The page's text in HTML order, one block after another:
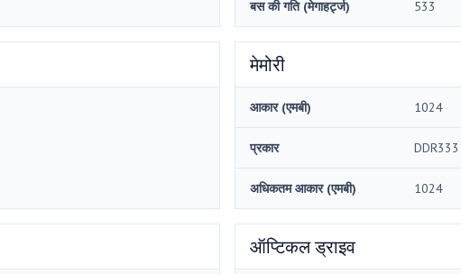
बस की गति (मेगाहर्ट्ज) 533
मेमोरी
आकार (एमबी) 1024
प्रकार DDR333
अधिकतम आकार (एमबी) 1024
ऑप्टिकल ड्राइव